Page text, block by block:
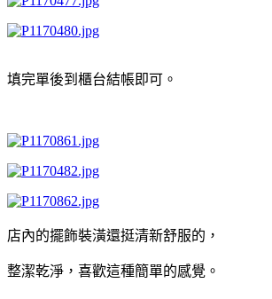
填完單後到櫃台結帳即可。
店內的擺飾裝潢還挺清新舒服的，
整潔乾淨，喜歡這種簡單的感覺。